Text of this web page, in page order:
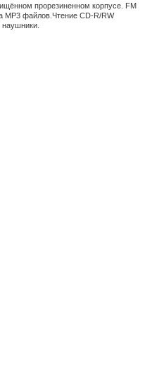
прорезиненном корпусе. FM
MP3 файлов.Чтение CD-R/RW